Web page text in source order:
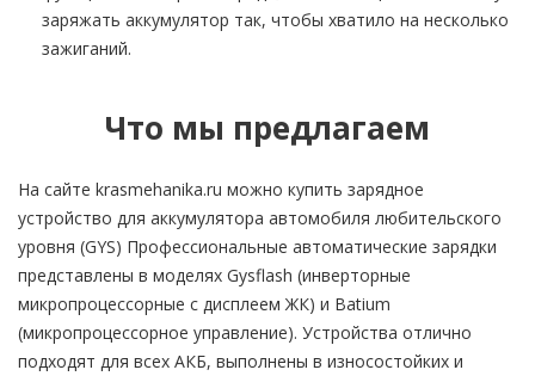
заряжать аккумулятор так, чтобы хватило на несколько
зажиганий.
Что мы предлагаем
На сайте krasmehanika.ru можно купить зарядное
устройство для аккумулятора автомобиля любительского
уровня (GYS) Профессиональные автоматические зарядки
представлены в моделях Gysflash (инверторные
микропроцессорные с дисплеем ЖК) и Batium
(микропроцессорное управление). Устройства отлично
подходят для всех АКБ, выполнены в износостойких и